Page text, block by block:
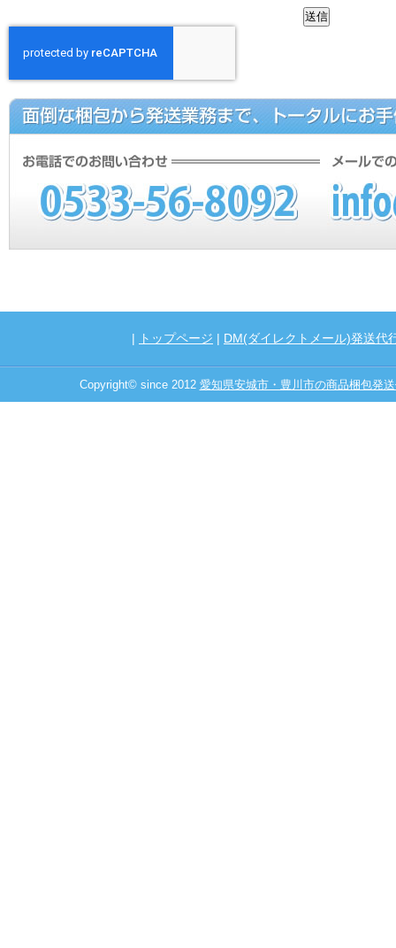
| トップページ | DM(ダイレクトメール)発送代
Copyright© since 2012 愛知県安城市・豊川市の商品梱包発